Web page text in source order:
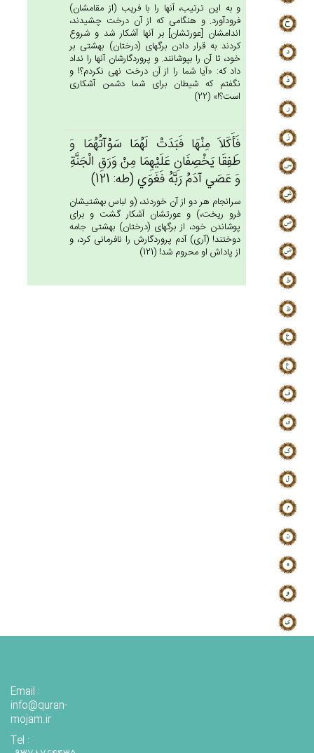
و به اين ترتيب، آنها را با فريب (از مقامشان)
فرودآورد. و هنگامى كه از آن درخت چشيدند،
اندامشان [عورتشان‏] بر آنها آشكار شد و شروع
كردند به قرار دادن برگهاى (درختان) بهشتى بر
خود، تا آن را بپوشانند. و پروردگارشان آنها را نداد
داد كه: «آيا شما را از آن درخت نهى نكردم؟! و
نگفتم كه شيطان براى شما دشمن آشكارى
است؟!» (22)
فَأَكَلاَ مِنْهَا فَبَدَت‌ْ لَهُمَا سَوْآتُهُمَا وَ
طَفِقَا يَخْصِفَان‌ِ عَلَيْهِمَا مِن‌ْ وَرَق‌ِ الْجَنَّة‌ِ
وَ عَصَي‌ آدَم‌ُ رَبَّه‌ُ فَغَوَي‌ (طه: 121)
سرانجام هر دو از آن خوردند، (و لباس بهشتيشان
فرو ريخت،) و عورتشان آشكار گشت و براى
پوشاندن خود، از برگهاى (درختان) بهشتى جامه
دوختند! (آرى) آدم پروردگارش را نافرمانى كرد، و
از پاداش او محروم شد! (121)
Email :
info@quran-
mojam.ir
Tel :